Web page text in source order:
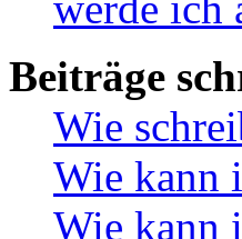
Beiträge
Wie
Wie kann
Wie kann